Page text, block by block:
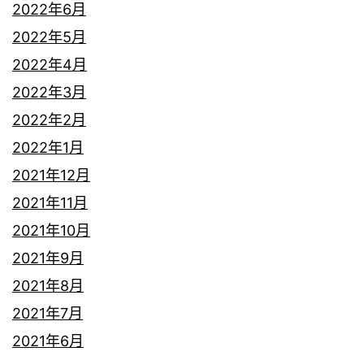
2022年6月
2022年5月
2022年4月
2022年3月
2022年2月
2022年1月
2021年12月
2021年11月
2021年10月
2021年9月
2021年8月
2021年7月
2021年6月